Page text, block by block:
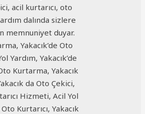
acil kurtarıcı, oto
dalında sizlere
memnuniyet duyar.
Yakacık’de Oto
Yardım, Yakacık’de
Kurtarma, Yakacık
da Oto Çekici,
Hizmeti, Acil Yol
Kurtarıcı, Yakacık